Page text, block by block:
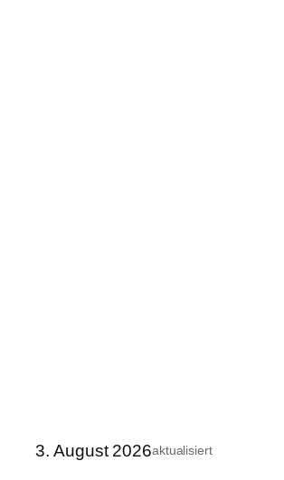
3. August 2026aktualisiert